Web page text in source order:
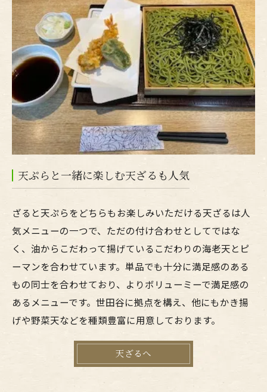
天ぷらと一緒に楽しむ天ざるも人気
ざると天ぷらをどちらもお楽しみいただける天ざるは人
気メニューの一つで、ただの付け合わせとしてではな
く、油からこだわって揚げているこだわりの海老天とピ
ーマンを合わせています。単品でも十分に満足感のある
もの同士を合わせており、よりボリューミーで満足感の
あるメニューです。世田谷に拠点を構え、他にもかき揚
げや野菜天などを種類豊富に用意しております。
天ざるへ